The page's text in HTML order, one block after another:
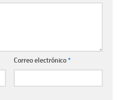
Correo electrónico*